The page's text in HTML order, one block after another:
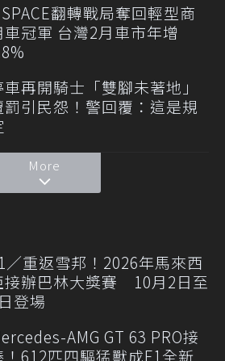
翻轉戰局奪回輕型商
車冠軍 台灣2月車市年增
車再開騎士「雙腳未著地」
罰引民怨！警回覆：這是規
More
／重返雪邦！2026年馬來西
接辦巴林大獎賽 10月2日至
登場
AMG GT 63 PRO接
！612匹四驅猛獸成F1全新